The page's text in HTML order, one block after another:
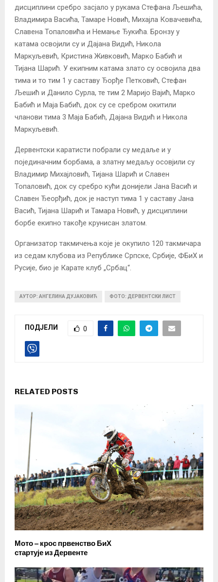
дисциплини сребро засјало у рукама Стефана Љешића,
Владимира Васића, Тамаре Новић, Михајла Ковачевића,
Славена Топаловића и Немање Ђукића. Бронзу у
катама освојили су и Дајана Видић, Никола
Маркуљевић, Кристина Живковић, Марко Бабић и
Тијана Шарић. У екипним катама злато су освојила два
тима и то тим 1 у саставу Ђорђе Петковић, Стефан
Љешић и Данило Сурла, те тим 2 Маријо Вајић, Марко
Бабић и Маја Бабић, док су се сребром окитили
чланови тима 3 Маја Бабић, Дајана Видић и Никола
Маркуљевић.
Дервентски каратисти побрали су медаље и у
појединачним борбама, а златну медаљу осовјили су
Владимир Михајловић, Тијана Шарић и Славен
Топаловић, док су сребро кући донијели Јана Васић и
Славен Ђеорђић, док је наступ тима 1 у саставу Јана
Васић, Тијана Шарић и Тамара Новић, у дисциплини
борбе екипно такође крунисан златом.
Организатор такмичења које је окупило 120 такмичара
из седам клубова из Републике Српске, Србије, ФБиХ и
Русије, био је Карате клуб „Србац“.
АУТОР: АНГЕЛИНА ДУЈАКОВИЋ ФОТО: ДЕРВЕНТСКИ ЛИСТ
ПОДЈЕЛИ 0
RELATED POSTS
Мото – крос првенство БиХ
стартује из Дервенте